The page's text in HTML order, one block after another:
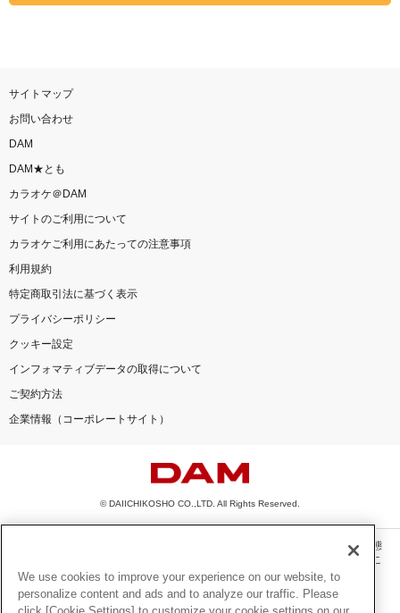
サイトマップ
お問い合わせ
DAM
DAM★とも
カラオケ＠DAM
サイトのご利用について
カラオケご利用にあたっての注意事項
利用規約
特定商取引法に基づく表示
プライバシーポリシー
クッキー設定
インフォマティブデータの取得について
ご契約方法
企業情報（コーポレートサイト）
© DAIICHIKOSHO CO.,LTD. All Rights Reserved.
このサイトに掲載されている一切の文章・画像・写真・動画・音声等を、手段や形態
を問わず、著作権法の定める範囲を超えて無断で複製、転載、ファイル化などするこ
とを禁じます。
楽曲及びコンテンツは、機種によりご利用いただけない場合があります。
We use cookies to improve your experience on our website, to
personalize content and ads and to analyze our traffic. Please